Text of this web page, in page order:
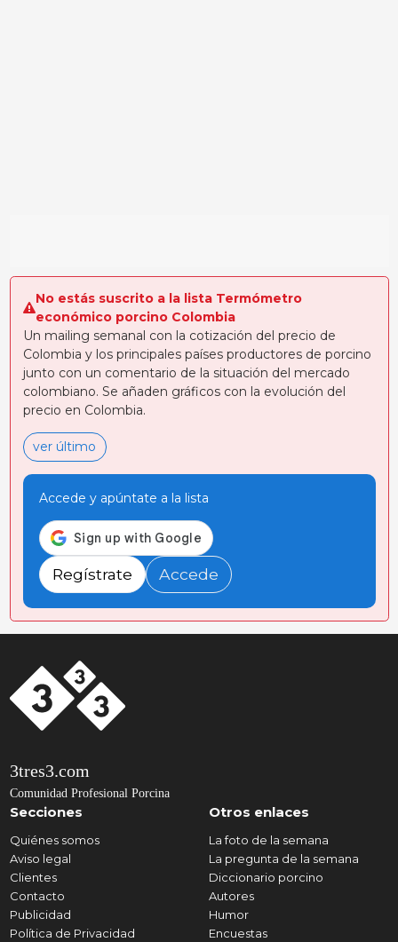
No estás suscrito a la lista Termómetro
económico porcino Colombia
Un mailing semanal con la cotización del precio de
Colombia y los principales países productores de porcino
junto con un comentario de la situación del mercado
colombiano. Se añaden gráficos con la evolución del
precio en Colombia.
ver último
Accede y apúntate a la lista
Regístrate Accede
3tres3.com
Comunidad Profesional Porcina
Secciones
Quiénes somos
Aviso legal
Clientes
Contacto
Publicidad
Política de Privacidad
Otros enlaces
La foto de la semana
La pregunta de la semana
Diccionario porcino
Autores
Humor
Encuestas